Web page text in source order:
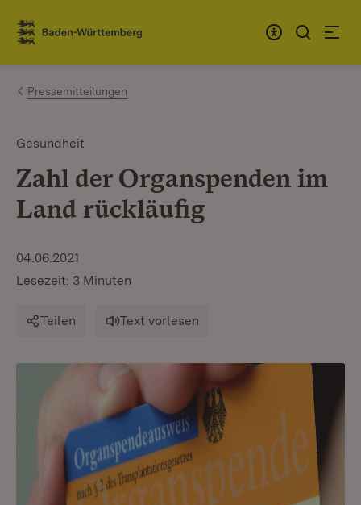
Zum Inhalt springen
Link zur Startseite
Pressemitteilungen
Gesundheit
Zahl der Organspenden im
Land rückläufig
04.06.2021
Lesezeit: 3 Minuten
Teilen Text vorlesen